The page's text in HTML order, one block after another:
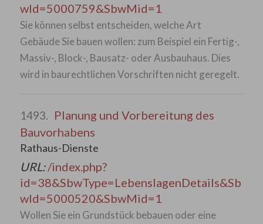
wId=5000759&SbwMid=1
Sie können selbst entscheiden, welche Art
Gebäude Sie bauen wollen: zum Beispiel ein Fertig-,
Massiv-, Block-, Bausatz- oder Ausbauhaus. Dies
wird in baurechtlichen Vorschriften nicht geregelt.
1493. Planung und Vorbereitung des
Bauvorhabens
Rathaus-Dienste
URL:/index.php?
id=38&SbwType=LebenslagenDetails&Sb
wId=5000520&SbwMid=1
Wollen Sie ein Grundstück bebauen oder eine